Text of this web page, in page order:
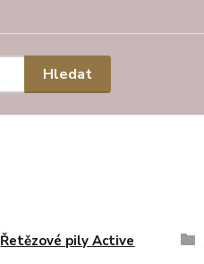
Hledat
Řetězové pily Active